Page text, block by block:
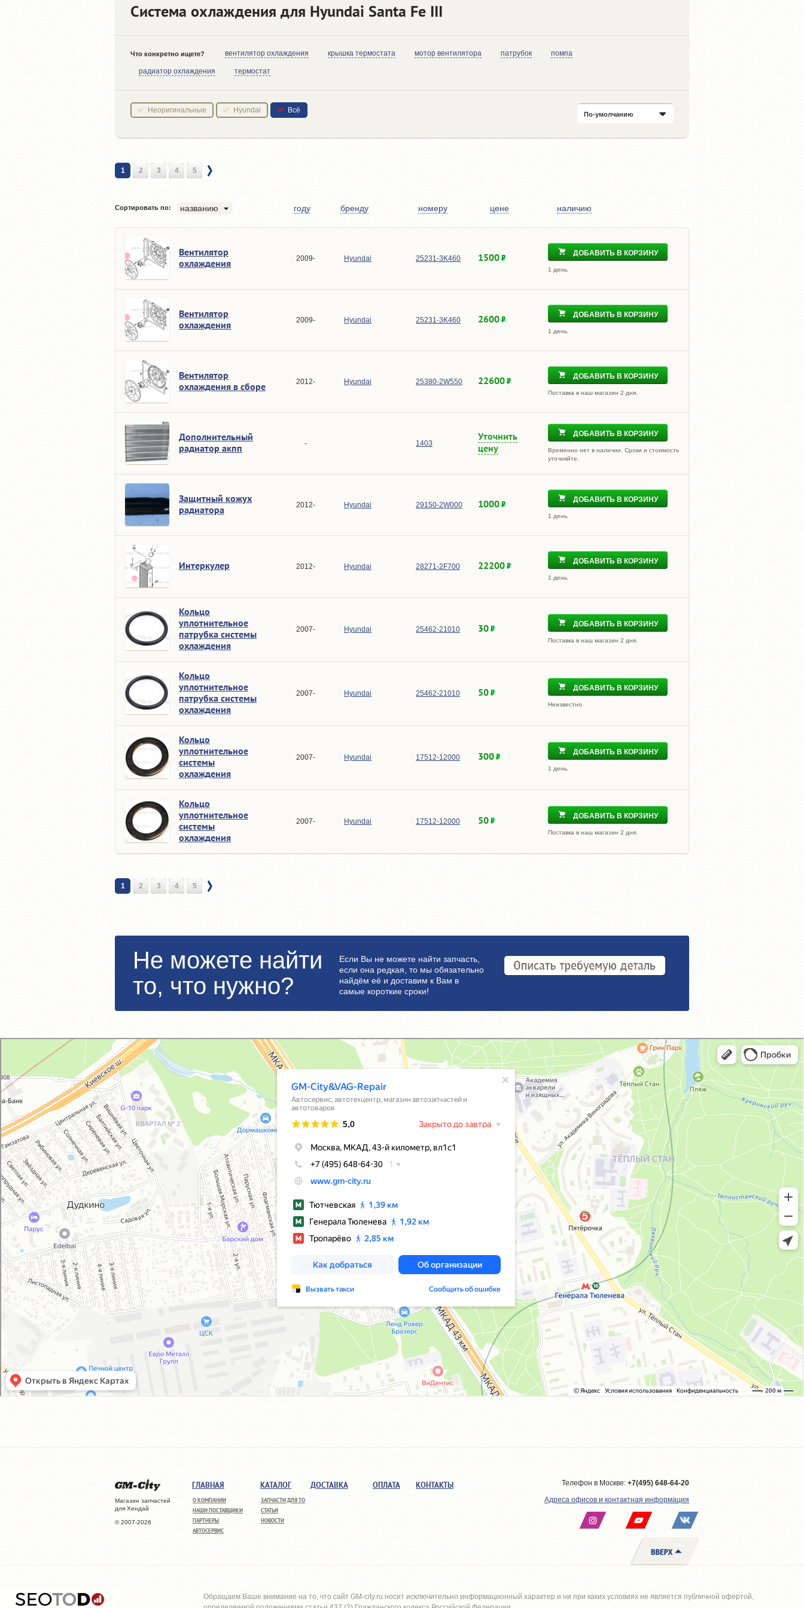
Система охлаждения для Hyundai Santa Fe III
Что конкретно ищете? вентилятор охлаждения крышка термостата мотор вентилятора патрубок помпа
радиатор охлаждения термостат
Неоригинальные Hyundai Всё По-умолчанию
1 2 3 4 5
Сортировать по: названию году бренду номеру цене наличию
Вентилятор
охлаждения
2009- Hyundai 25231-3K460 1500 ДОБАВИТЬ В КОРЗИНУ
1 день.
Вентилятор
охлаждения
2009- Hyundai 25231-3K460 2600 ДОБАВИТЬ В КОРЗИНУ
1 день.
Вентилятор
охлаждения в сборе
2012- Hyundai 25380-2W550 22600 ДОБАВИТЬ В КОРЗИНУ
Поставка в наш магазин 2 дня.
Дополнительный
радиатор акпп
- 1403
Уточнить
цену
ДОБАВИТЬ В КОРЗИНУ
Временно нет в наличии. Сроки и стоимость
уточняйте.
Защитный кожух
радиатора
2012- Hyundai 29150-2W000 1000 ДОБАВИТЬ В КОРЗИНУ
1 день.
Интеркулер 2012- Hyundai 28271-2F700 22200 ДОБАВИТЬ В КОРЗИНУ
1 день.
Кольцо
уплотнительное
патрубка системы
охлаждения
2007- Hyundai 25462-21010 30 ДОБАВИТЬ В КОРЗИНУ
Поставка в наш магазин 2 дня.
Кольцо
уплотнительное
патрубка системы
охлаждения
2007- Hyundai 25462-21010 50 ДОБАВИТЬ В КОРЗИНУ
Неизвестно
Кольцо
уплотнительное
системы
охлаждения
2007- Hyundai 17512-12000 300 ДОБАВИТЬ В КОРЗИНУ
1 день.
Кольцо
уплотнительное
системы
охлаждения
2007- Hyundai 17512-12000 50 ДОБАВИТЬ В КОРЗИНУ
Поставка в наш магазин 2 дня.
1 2 3 4 5
Не можете найти
то, что нужно?
Если Вы не можете найти запчасть,
если она редкая, то мы обязательно
найдём её и доставим к Вам в
самые короткие сроки!
GM-City&VAG-Repair
Автосервис, автотехцентр в Москве
Магазин автозапчастей и автотоваров в Москве
Магазин запчастей
для Хендай
© 2007-2026
ГЛАВНАЯ
О КОМПАНИИ
НАШИ ПОСТАВЩИКИ
ПАРТНЕРЫ
АВТОСЕРВИС
КАТАЛОГ
ЗАПЧАСТИ ДЛЯ ТО
СТАТЬИ
НОВОСТИ
ДОСТАВКА ОПЛАТА КОНТАКТЫ Телефон в Москве: +7(495) 648-64-20
Адреса офисов и контактная информация
Обращаем Ваше внимание на то, что сайт GM-city.ru носит исключительно информационный характер и ни при каких условиях не является публичной офертой,